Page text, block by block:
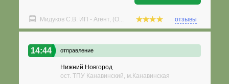
Мидуков С.В. ИП - Агент, (О... отзывы
14:44 отправление
Нижний Новгород
ост. ТПУ Канавинский, м.Канавинская